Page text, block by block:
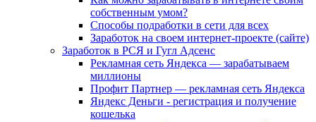
собственным умом?
Способы подработки в сети для всех
Заработок на своем интернет-проекте (сайте)
Заработок в РСЯ и Гугл Адсенс
Рекламная сеть Яндекса — зарабатываем
миллионы
Профит Партнер — рекламная сеть Яндекса
Яндекс Деньги - регистрация и получение
кошелька